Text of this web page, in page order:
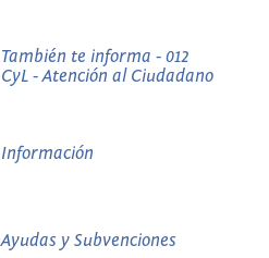
También te informa - 012
CyL - Atención al Ciudadano
Información
Ayudas y Subvenciones